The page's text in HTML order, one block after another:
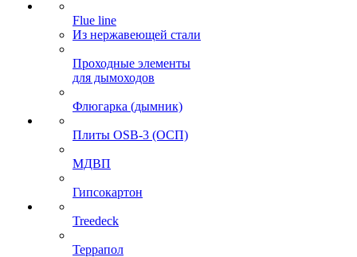
Flue line
Из нержавеющей стали
Проходные элементы
для дымоходов
Флюгарка (дымник)
Плиты OSB-3 (ОСП)
МДВП
Гипсокартон
Treedeck
Террапол